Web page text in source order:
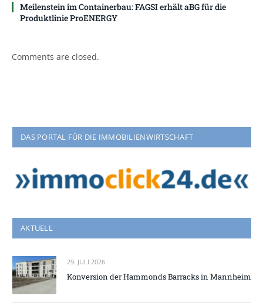
Meilenstein im Containerbau: FAGSI erhält aBG für die
Produktlinie ProENERGY
Comments are closed.
DAS PORTAL FÜR DIE IMMOBILIENWIRTSCHAFT
AKTUELL
29. JULI 2026
Konversion der Hammonds Barracks in Mannheim